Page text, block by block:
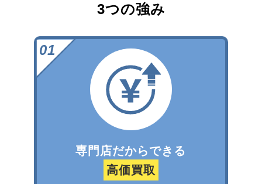
3つの強み
専門店だからできる
高価買取